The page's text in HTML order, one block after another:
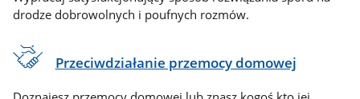
drodze dobrowolnych i poufnych rozmów.
Przeciwdziałanie przemocy domowej